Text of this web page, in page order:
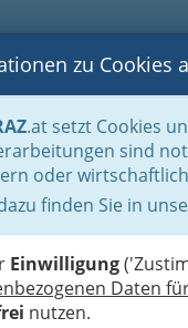
BLOGS F
zu Cookies
.at setzt Cookies
sind
oder
finden Sie in
Einwilligung
Daten
nutzen.
gruppiert März
Graz